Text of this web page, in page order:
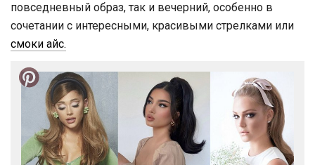
повседневный образ, так и вечерний, особенно в
сочетании с интересными, красивыми стрелками или
смоки айс.